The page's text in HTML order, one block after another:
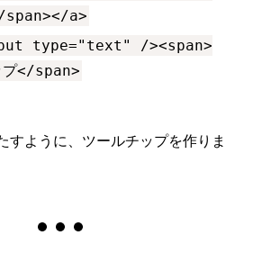
span></a>
type="text" /><span>
プ</span>
すように、ツールチップを作りま